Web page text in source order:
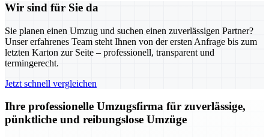
Wir sind für Sie da
Sie planen einen Umzug und suchen einen zuverlässigen Partner?
Unser erfahrenes Team steht Ihnen von der ersten Anfrage bis zum
letzten Karton zur Seite – professionell, transparent und
termingerecht.
Jetzt schnell vergleichen
Ihre professionelle Umzugsfirma für zuverlässige,
pünktliche und reibungslose Umzüge